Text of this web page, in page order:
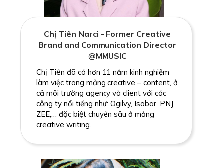
Chị Tiên đã có hơn 11 năm kinh nghiệm
làm việc trong mảng creative – content, ở
cả môi trường agency và client với các
công ty nổi tiếng như: Ogilvy, Isobar, PNJ,
ZEE,… đặc biệt chuyên sâu ở mảng
creative writing.
Chị Tiên Narci - Former Creative
Brand and Communication Director
@MMUSIC